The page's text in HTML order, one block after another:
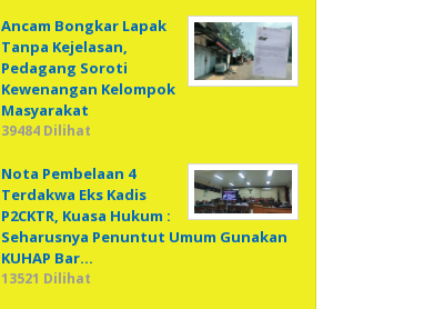
Ancam Bongkar Lapak
Tanpa Kejelasan,
Pedagang Soroti
Kewenangan Kelompok
Masyarakat
39484 Dilihat
Nota Pembelaan 4
Terdakwa Eks Kadis
P2CKTR, Kuasa Hukum :
Seharusnya Penuntut Umum Gunakan
KUHAP Bar…
13521 Dilihat